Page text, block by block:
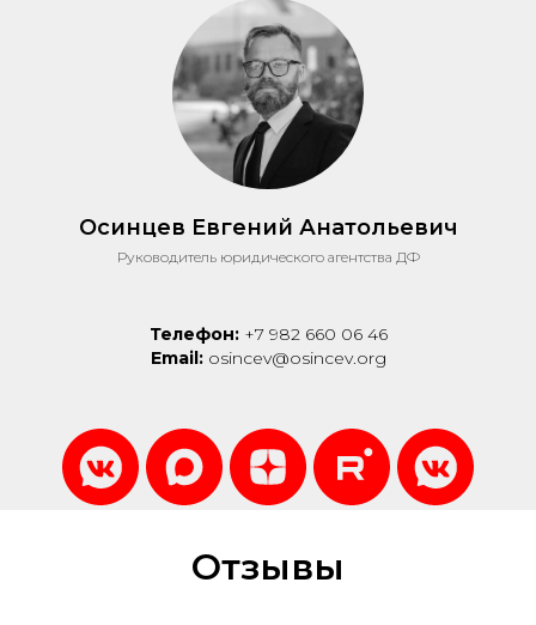
Осинцев Евгений Анатольевич
Руководитель юридического агентства ДФ
Телефон:+7 982 660 06 46
Email:osincev@osincev.org
Отзывы